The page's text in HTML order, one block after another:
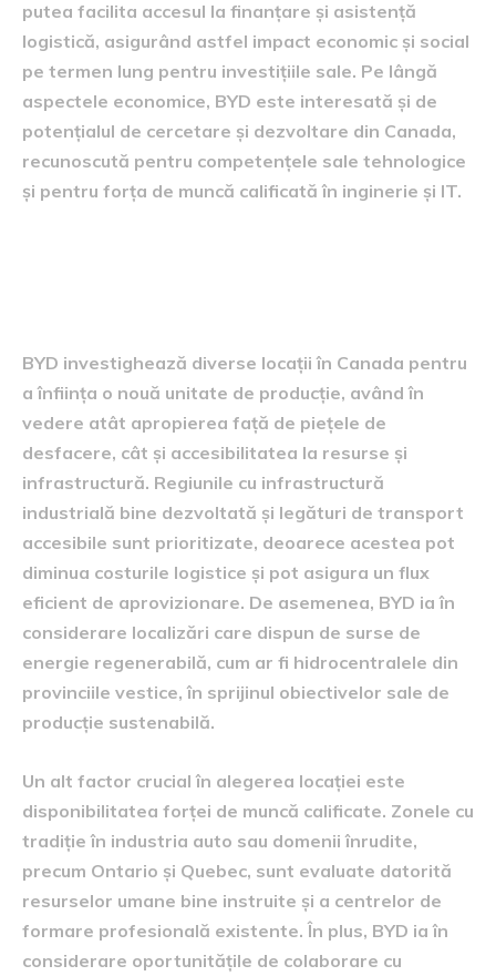
putea facilita accesul la finanțare și asistență
logistică, asigurând astfel impact economic și social
pe termen lung pentru investițiile sale. Pe lângă
aspectele economice, BYD este interesată și de
potențialul de cercetare și dezvoltare din Canada,
recunoscută pentru competențele sale tehnologice
și pentru forța de muncă calificată în inginerie și IT.
BYD investighează diverse locații în Canada pentru
a înființa o nouă unitate de producție, având în
vedere atât apropierea față de piețele de
desfacere, cât și accesibilitatea la resurse și
infrastructură. Regiunile cu infrastructură
industrială bine dezvoltată și legături de transport
accesibile sunt prioritizate, deoarece acestea pot
diminua costurile logistice și pot asigura un flux
eficient de aprovizionare. De asemenea, BYD ia în
considerare localizări care dispun de surse de
energie regenerabilă, cum ar fi hidrocentralele din
provinciile vestice, în sprijinul obiectivelor sale de
producție sustenabilă.
Un alt factor crucial în alegerea locației este
disponibilitatea forței de muncă calificate. Zonele cu
tradiție în industria auto sau domenii înrudite,
precum Ontario și Quebec, sunt evaluate datorită
resurselor umane bine instruite și a centrelor de
formare profesională existente. În plus, BYD ia în
considerare oportunitățile de colaborare cu